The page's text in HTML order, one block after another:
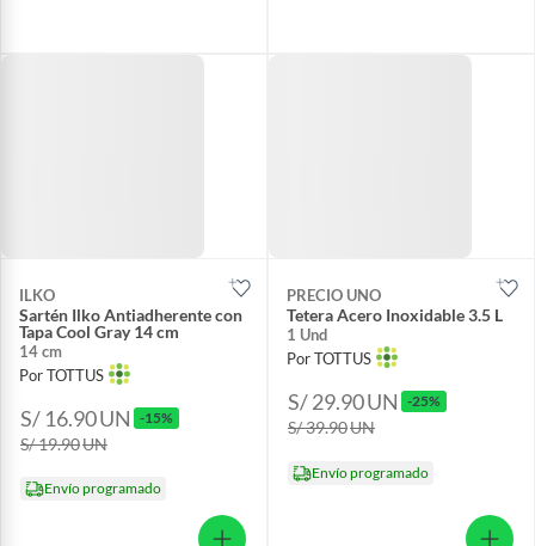
ILKO
Sartén Ilko Antiadherente con
Tapa Cool Gray 14 cm
14 cm
Por TOTTUS
S/ 16.90UN -15%
S/ 19.90UN
Envío programado
PRECIO UNO
Tetera Acero Inoxidable 3.5 L
1 Und
Por TOTTUS
S/ 29.90UN -25%
S/ 39.90UN
Envío programado